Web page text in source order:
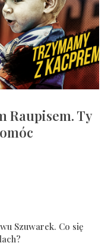
Raupisem. Ty
Szuwarek. Co się